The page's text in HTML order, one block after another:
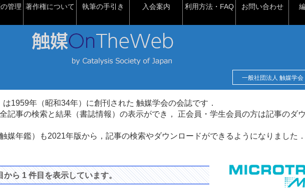
管理 著作権について 執筆の手引き 入会案内 利用方法・FAQ お問い合わせ
一般社団法人 触媒学会
1959年（昭和34年）に創刊された 触媒学会の会誌です．
記事の検索と結果（書誌情報）の表示ができ， 正会員・学生会員の方は記事のダ
媒年鑑）も2021年版から，記事の検索やダウンロードができるようになりました
から 1 件目を表示しています。